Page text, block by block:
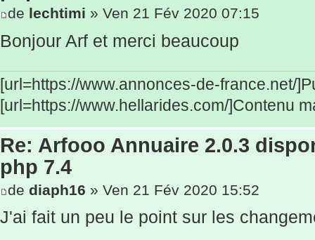
de lechtimi » Ven 21 Fév 2020 07:15
Bonjour Arf et merci beaucoup
[url=https://www.annonces-de-france.net/
[url=https://www.hellarides.com/]Contenu
Re: Arfooo Annuaire 2.0.3
php 7.4
de diaph16 » Ven 21 Fév 2020 15:52
J'ai fait un peu le point sur les